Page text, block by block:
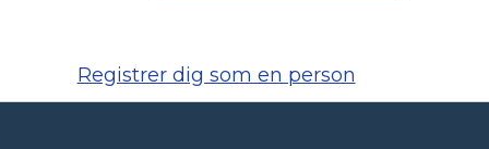
Registrer dig som en person